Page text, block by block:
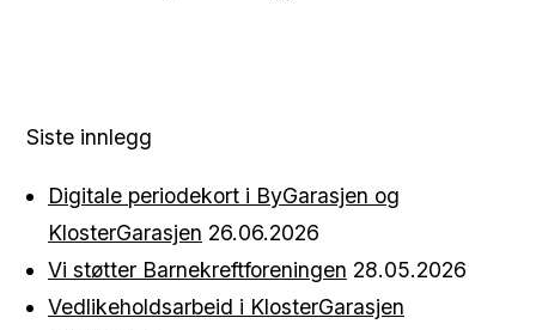
Siste innlegg
Digitale periodekort i ByGarasjen og
KlosterGarasjen 26.06.2026
Vi støtter Barnekreftforeningen 28.05.2026
Vedlikeholdsarbeid i KlosterGarasjen